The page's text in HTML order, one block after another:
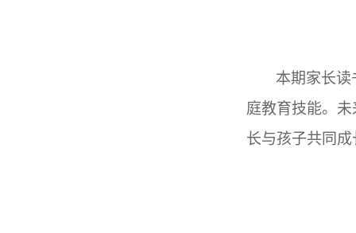
本期家长
庭教育技能。
长与孩子共同成